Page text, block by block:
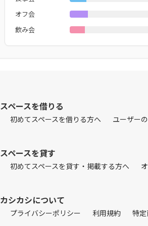
オフ会
飲み会
スペースを借りる
初めてスペースを借りる方へ ユーザー
スペースを貸す
初めてスペースを貸す・掲載する方へ
カシカシについて
プライバシーポリシー 利用規約 特